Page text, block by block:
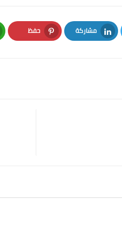
مشاركة
LinkedIn
حفظ
Pinterest